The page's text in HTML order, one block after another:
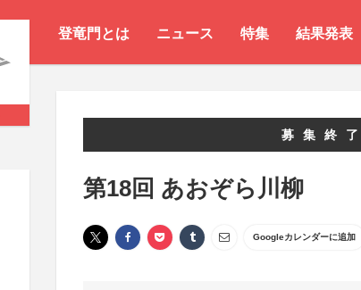
登竜門とは ニュース 特集 結果発表
募集終了
第18回 あおぞら川柳
Googleカレンダーに追加